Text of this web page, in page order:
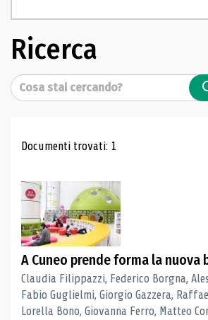
Ricerca
Cerca
Risultati di ricerca
Documenti trovati: 1
A Cuneo prende forma la nuova
Claudia Filippazzi, Federico Borgna,
Fabio Guglielmi, Giorgio Gazzera,
Lorella Bono, Giovanna Ferro, Matteo